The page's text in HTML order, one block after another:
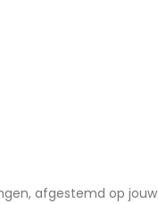
afgestemd op jouw